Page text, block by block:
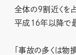
全体の9割近くを
平成16年以降で
「事故の多くは